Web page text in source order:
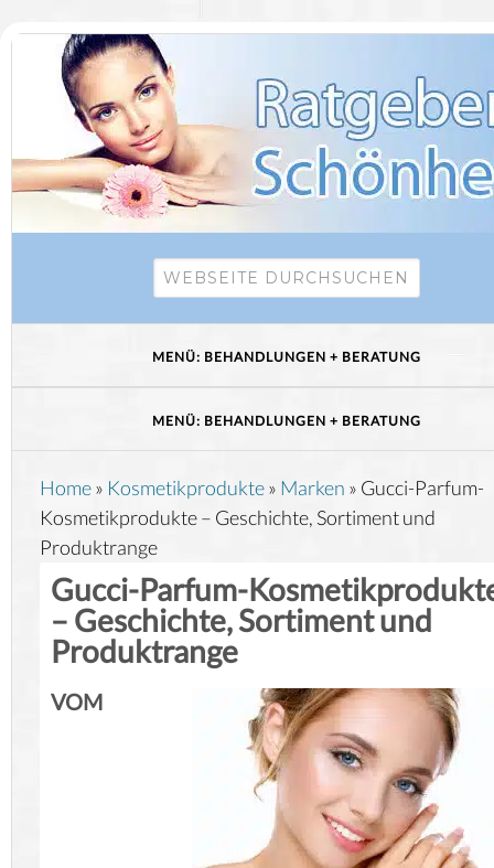
Home» Kosmetikprodukte» Marken » Gucci-Parfum-
Kosmetikprodukte – Geschichte, Sortiment und
Produktrange
Gucci-Parfum-
– Geschichte, Sortiment und
Produktrange
VOM